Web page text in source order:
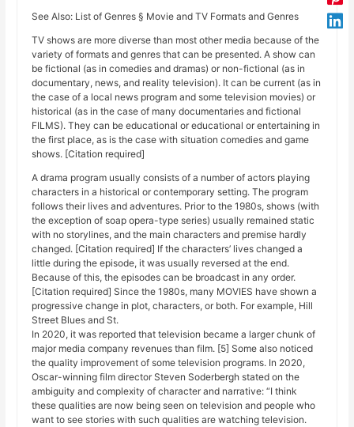
See Also: List of Genres § Movie and TV Formats and Genres
TV shows are more diverse than most other media because of the
variety of formats and genres that can be presented. A show can
be fictional (as in comedies and dramas) or non-fictional (as in
documentary, news, and reality television). It can be current (as in
the case of a local news program and some television movies) or
historical (as in the case of many documentaries and fictional
FILMS). They can be educational or educational or entertaining in
the first place, as is the case with situation comedies and game
shows. [Citation required]
A drama program usually consists of a number of actors playing
characters in a historical or contemporary setting. The program
follows their lives and adventures. Prior to the 1980s, shows (with
the exception of soap opera-type series) usually remained static
with no storylines, and the main characters and premise hardly
changed. [Citation required] If the characters’ lives changed a
little during the episode, it was usually reversed at the end.
Because of this, the episodes can be broadcast in any order.
[Citation required] Since the 1980s, many MOVIES have shown a
progressive change in plot, characters, or both. For example, Hill
Street Blues and St.
In 2020, it was reported that television became a larger chunk of
major media company revenues than film. [5] Some also noticed
the quality improvement of some television programs. In 2020,
Oscar-winning film director Steven Soderbergh stated on the
ambiguity and complexity of character and narrative: “I think
these qualities are now being seen on television and people who
want to see stories with such qualities are watching television.